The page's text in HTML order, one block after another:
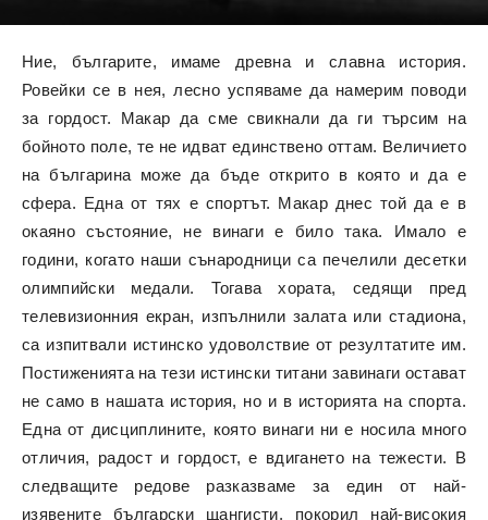
Ние, българите, имаме древна и славна история.
Ровейки се в нея, лесно успяваме да намерим поводи
за гордост. Макар да сме свикнали да ги търсим на
бойното поле, те не идват единствено оттам. Величието
на българина може да бъде открито в която и да е
сфера. Една от тях е спортът. Макар днес той да е в
окаяно състояние, не винаги е било така. Имало е
години, когато наши сънародници са печелили десетки
олимпийски медали. Тогава хората, седящи пред
телевизионния екран, изпълнили залата или стадиона,
са изпитвали истинско удоволствие от резултатите им.
Постиженията на тези истински титани завинаги остават
не само в нашата история, но и в историята на спорта.
Една от дисциплините, която винаги ни е носила много
отличия, радост и гордост, е вдигането на тежести. В
следващите редове разказваме за един от най-
изявените български щангисти, покорил най-високия